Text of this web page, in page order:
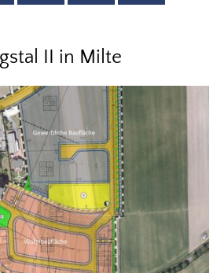
II in Milte